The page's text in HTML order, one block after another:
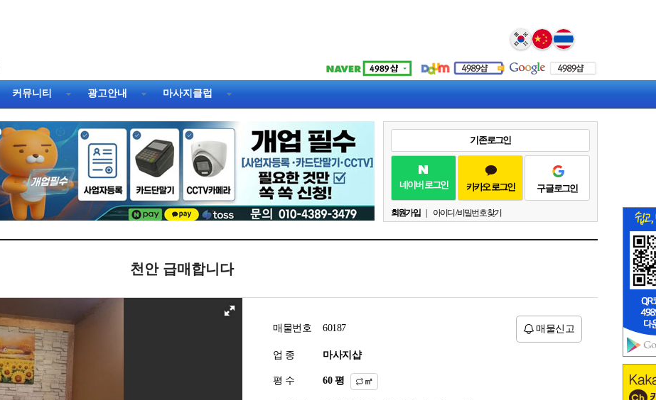
Select Language ▼
커뮤니티 광고안내 마사지클럽
기존 로그인
네이버 로그인 카카오 로그인 구글 로그인
회원가입 아이디 / 비밀번호 찾기
천안 급매합니다
매물번호 60187 매물신고
업 종 마사지샵
평 수 평 ㎡